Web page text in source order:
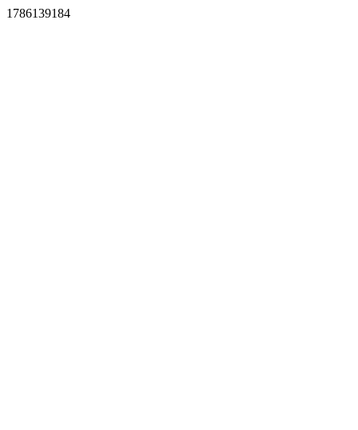
1786139184